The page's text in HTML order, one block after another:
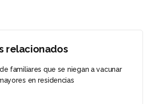
relacionados
familiares que se niegan a vacunar
en residencias